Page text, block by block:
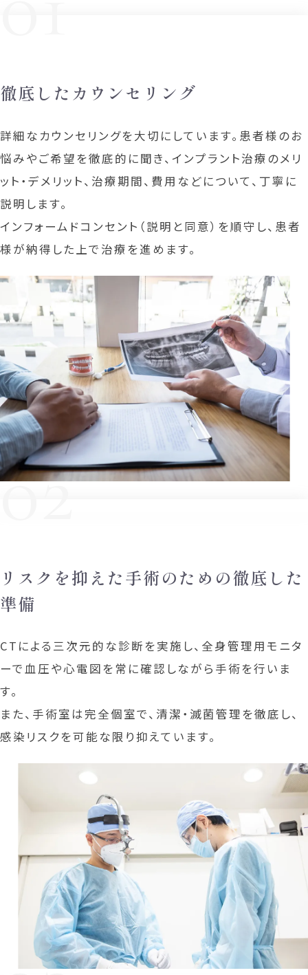
徹底したカウンセリング
詳細なカウンセリングを大切にしています。患者様のお
悩みやご希望を徹底的に聞き、インプラント治療のメリ
ット・デメリット、治療期間、費用などについて、丁寧に
説明します。
インフォームドコンセント（説明と同意）を順守し、患者
様が納得した上で治療を進めます。
02
リスクを抑えた手術のための徹底した
準備
CTによる三次元的な診断を実施し、全身管理用モニタ
ーで血圧や心電図を常に確認しながら手術を行いま
す。
また、手術室は完全個室で、清潔・滅菌管理を徹底し、
感染リスクを可能な限り抑えています。